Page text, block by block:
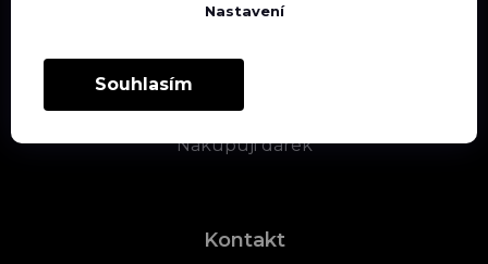
Nastavení
Souhlasím
Kontrastní podložky/deky
Textil
Nakupuji dárek
Kontakt